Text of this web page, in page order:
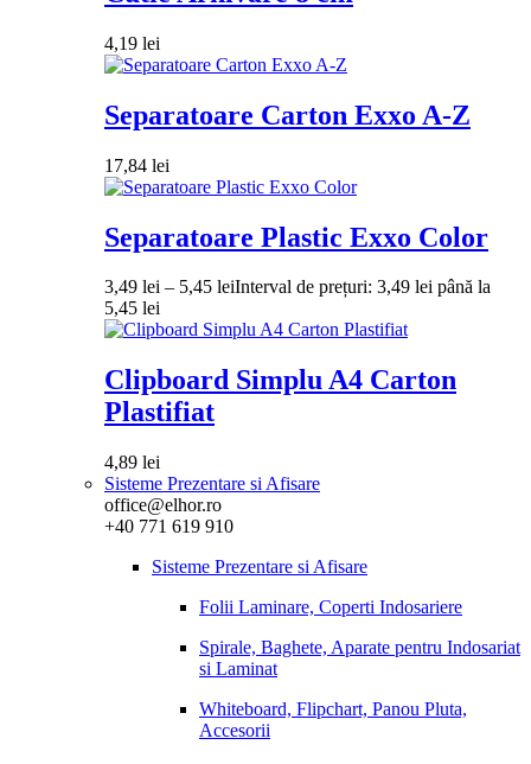
4,19 lei
Separatoare Carton Exxo A-Z
17,84 lei
Separatoare Plastic Exxo Color
3,49 lei – 5,45 leiInterval de prețuri: 3,49 lei până la
5,45 lei
Clipboard Simplu A4 Carton
Plastifiat
4,89 lei
Sisteme Prezentare si Afisare
office@elhor.ro
+40 771 619 910
Sisteme Prezentare si Afisare
Folii Laminare, Coperti Indosariere
Spirale, Baghete, Aparate pentru Indosariat
si Laminat
Whiteboard, Flipchart, Panou Pluta,
Accesorii